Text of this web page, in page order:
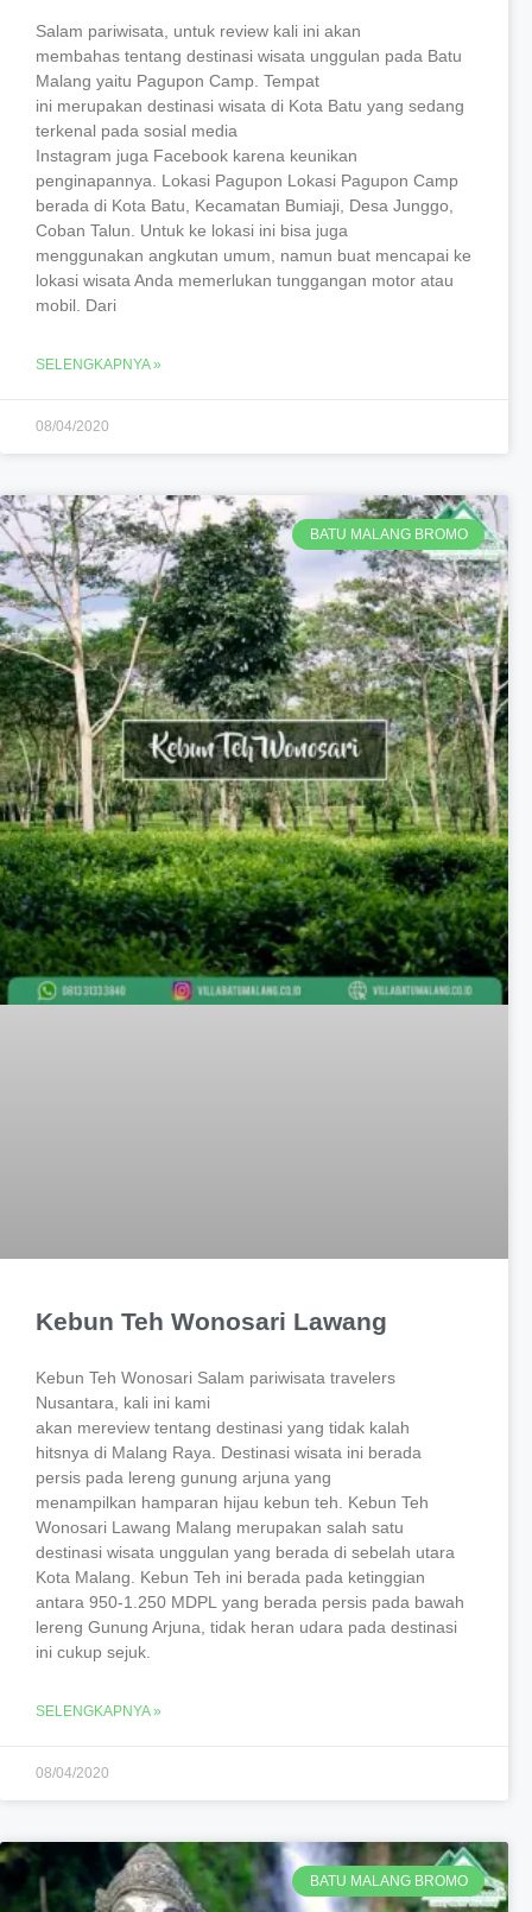
Salam pariwisata, untuk review kali ini akan
membahas tentang destinasi wisata unggulan pada Batu
Malang yaitu Pagupon Camp. Tempat
ini merupakan destinasi wisata di Kota Batu yang sedang
terkenal pada sosial media
Instagram juga Facebook karena keunikan
penginapannya. Lokasi Pagupon Lokasi Pagupon Camp
berada di Kota Batu, Kecamatan Bumiaji, Desa Junggo,
Coban Talun. Untuk ke lokasi ini bisa juga
menggunakan angkutan umum, namun buat mencapai ke
lokasi wisata Anda memerlukan tunggangan motor atau
mobil. Dari
SELENGKAPNYA »
08/04/2020
BATU MALANG BROMO
Kebun Teh Wonosari Lawang
Kebun Teh Wonosari Salam pariwisata travelers
Nusantara, kali ini kami
akan mereview tentang destinasi yang tidak kalah
hitsnya di Malang Raya. Destinasi wisata ini berada
persis pada lereng gunung arjuna yang
menampilkan hamparan hijau kebun teh. Kebun Teh
Wonosari Lawang Malang merupakan salah satu
destinasi wisata unggulan yang berada di sebelah utara
Kota Malang. Kebun Teh ini berada pada ketinggian
antara 950-1.250 MDPL yang berada persis pada bawah
lereng Gunung Arjuna, tidak heran udara pada destinasi
ini cukup sejuk.
SELENGKAPNYA »
08/04/2020
BATU MALANG BROMO